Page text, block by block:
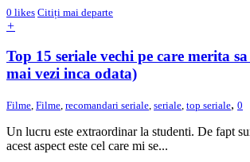
0 likes Citiți mai departe
+
Top 15 seriale vechi pe care merita
mai vezi inca odata)
Filme, Filme, recomandari seriale, seriale, top seriale, 0
Un lucru este extraordinar la studenti. De fapt
acest aspect este cel care mi se...